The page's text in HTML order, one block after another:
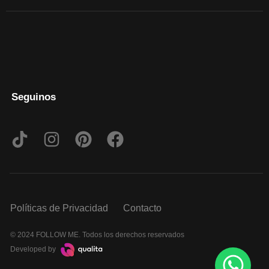
Seguinos
Políticas de Privacidad Contacto
© 2024 FOLLOW ME. Todos los derechos reservados
Developed by